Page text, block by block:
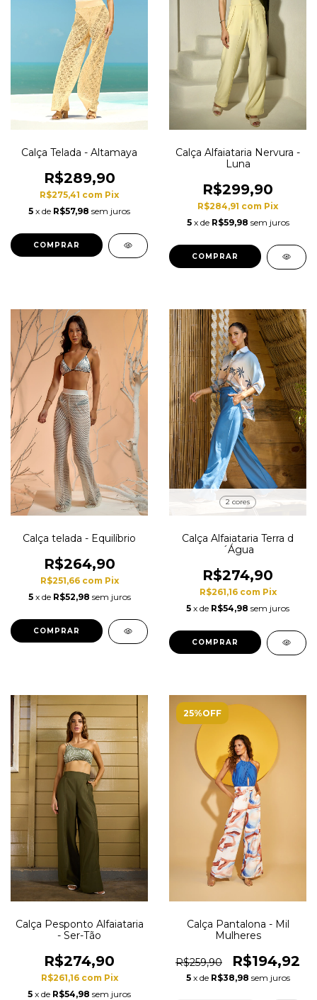
Calça Telada - Altamaya
R$289,90
R$275,41 com Pix
5 x de R$57,98 sem juros
COMPRAR
Calça Alfaiataria Nervura -
Luna
R$299,90
R$284,91 com Pix
5 x de R$59,98 sem juros
COMPRAR
Calça telada - Equilíbrio
R$264,90
R$251,66 com Pix
5 x de R$52,98 sem juros
COMPRAR
2 cores
Calça Alfaiataria Terra d
´Água
R$274,90
R$261,16 com Pix
5 x de R$54,98 sem juros
COMPRAR
Calça Pesponto Alfaiataria
- Ser-Tão
R$274,90
R$261,16 com Pix
5 x de R$54,98 sem juros
25%OFF
Calça Pantalona - Mil
Mulheres
R$259,90 R$194,92
5 x de R$38,98 sem juros